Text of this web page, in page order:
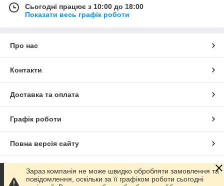
Сьогодні працює з 10:00 до 18:00
Показати весь графік роботи
Про нас
Контакти
Доставка та оплата
Графік роботи
Повна версія сайту
Сайт створено на маркетплейсіProm.ua
Зараз компанія не може швидко обробляти замовлення та
повідомлення, оскільки за її графіком роботи сьогодні